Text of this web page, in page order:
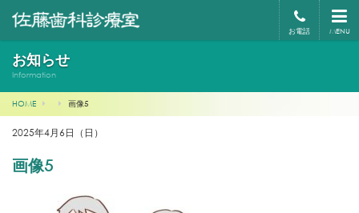
MENU
お電話
お知らせ
Information
HOME 画像5
2025年4月6日（日）
画像5